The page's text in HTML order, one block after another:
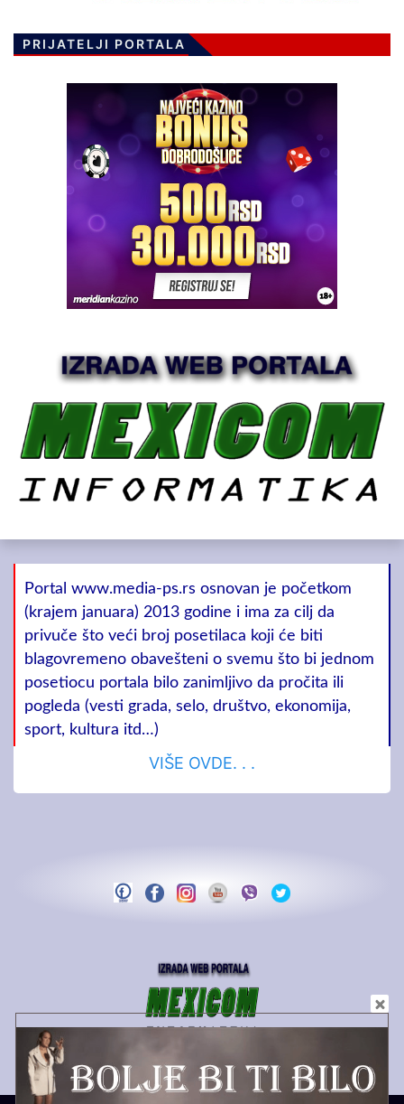
PRIJATELJI PORTALA
Portal www.media-ps.rs osnovan je početkom
(krajem januara) 2013 godine i ima za cilj da
privuče što veći broj posetilaca koji će biti
blagovremeno obavešteni o svemu što bi jednom
posetiocu portala bilo zanimljivo da pročita ili
pogleda (vesti grada, selo, društvo, ekonomija,
sport, kultura itd…)
VIŠE OVDE. . .